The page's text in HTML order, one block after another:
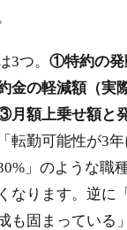
3つ。 ①特約の発
金の軽減額（実
月額上乗せ額と
転勤可能性が3
」のような職
なります。逆に
も固まっている